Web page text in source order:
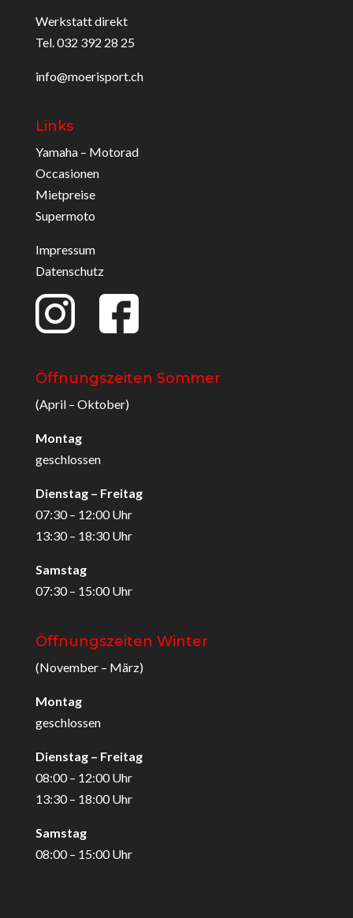
Werkstatt direkt
Tel. 032 392 28 25
info@moerisport.ch
Links
Yamaha – Motorad
Occasionen
Mietpreise
Supermoto
Impressum
Datenschutz
Öffnungszeiten Sommer
(April – Oktober)
Montag
geschlossen
Dienstag – Freitag
07:30 – 12:00 Uhr
13:30 – 18:30 Uhr
Samstag
07:30 – 15:00 Uhr
Öffnungszeiten Winter
(November – März)
Montag
geschlossen
Dienstag – Freitag
08:00 – 12:00 Uhr
13:30 – 18:00 Uhr
Samstag
08:00 – 15:00 Uhr